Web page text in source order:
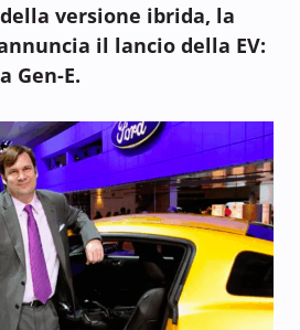
versione ibrida, la
il lancio della EV:
Gen-E.